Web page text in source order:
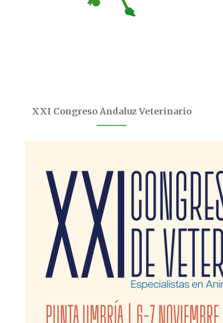
XXI Congreso Andaluz Veterinario